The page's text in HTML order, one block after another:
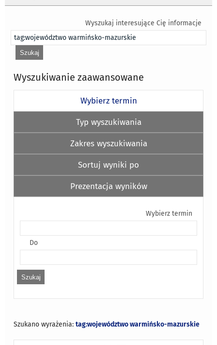
Wyszukaj interesujące Cię informacje
Wyszukiwanie zaawansowane
Wybierz termin
Typ wyszukiwania
Zakres wyszukiwania
Sortuj wyniki po
Prezentacja wyników
Wybierz termin
Do
Szukano wyrażenia:tag:województwo warmińsko-mazurskie